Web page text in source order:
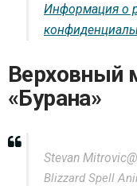
Информация о
Верховный
«Бурана»
Stevan Mitrovic
Blizzard Spell